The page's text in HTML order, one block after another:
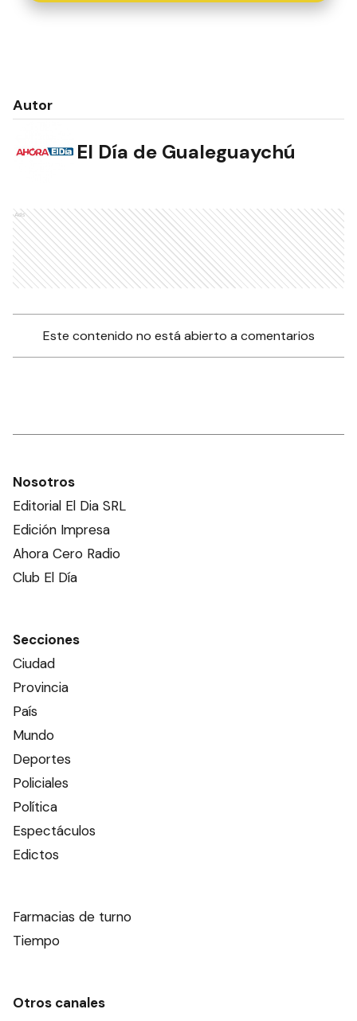
Autor
El Día de Gualeguaychú
Ads
Este contenido no está abierto a comentarios
Nosotros
Editorial El Dia SRL
Edición Impresa
Ahora Cero Radio
Club El Día
Secciones
Ciudad
Provincia
País
Mundo
Deportes
Policiales
Política
Espectáculos
Edictos
Farmacias de turno
Tiempo
Otros canales